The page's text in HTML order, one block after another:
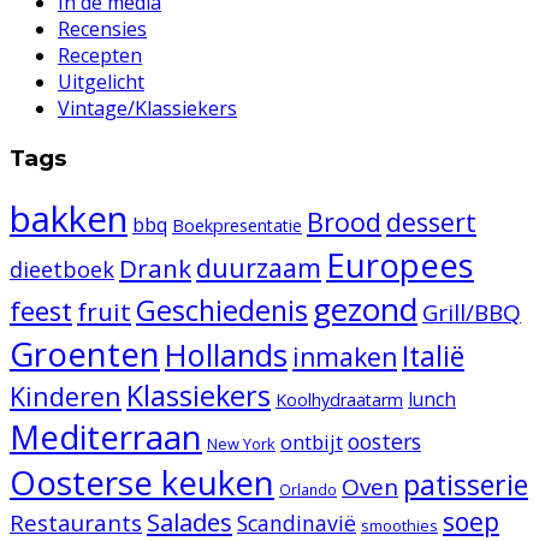
Recensies
Recepten
Uitgelicht
Vintage/Klassiekers
Tags
bakken bbq Boekpresentatie Brood dessert
dieetboek Drankduurzaam Europees
feest fruit Geschiedenis gezond Grill/BBQ
Groenten Hollands inmaken Italië
Kinderen Klassiekers Koolhydraatarm lunch
Mediterraan New York ontbijtoosters
Oosterse keuken Orlando Oven patisserie
Restaurants Salades Scandinavië smoothies soep